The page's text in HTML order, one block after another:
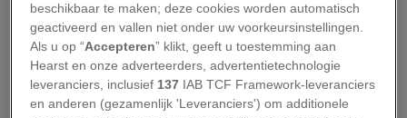
beschikbaar te maken; deze cookies worden automatisch
geactiveerd en vallen niet onder uw voorkeursinstellingen.
Als u op “Accepteren” klikt, geeft u toestemming aan
Hearst en onze adverteerders, advertentietechnologie
leveranciers, inclusief 137 IAB TCF Framework-leveranciers
en anderen (gezamenlijk 'Leveranciers') om additionele